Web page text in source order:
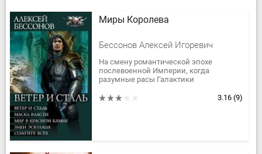
Миры Королева
Бессонов Алексей Игоревич
На смену романтической эпохе
послевоенной Империи, когда
разумные расы Галактики
процветания, пришло новое время.
3.16 (9)